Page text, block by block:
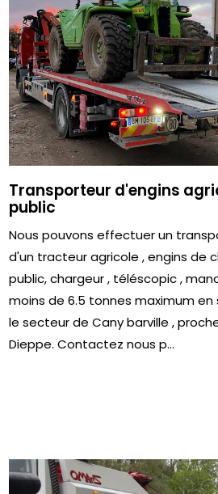
Transporteur d'engins
public
Nous pouvons effectuer un
d'un tracteur agricole , engins de
public, chargeur , téléscopic ,
moins de 6.5 tonnes maximum
le secteur de Cany barville ,
Dieppe. Contactez nous p...